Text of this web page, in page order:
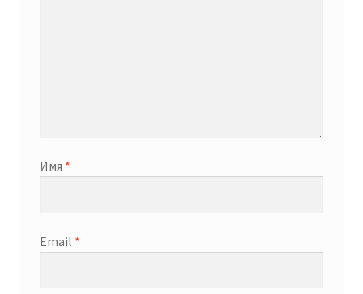
Имя *
Email *